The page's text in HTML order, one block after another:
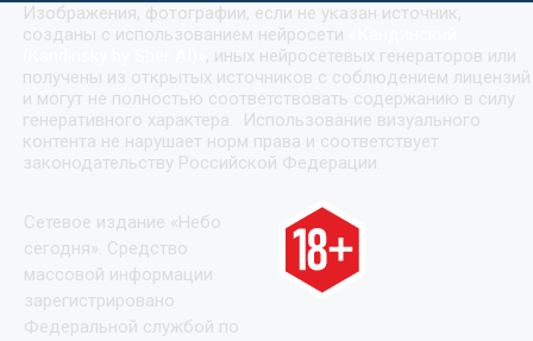
Изображения, фотографии, если не указан источник,
созданы с использованием нейросети
, иных нейросетевых генераторов или
получены из открытых источников с соблюдением лицензий
и могут не полностью соответствовать содержанию в силу
генеративного характера. Использование визуального
контента не нарушает норм права и соответствует
законодательству Российской Федерации.
Сетевое издание «Небо
сегодня». Средство
массовой информации
зарегистрировано
Федеральной службой по